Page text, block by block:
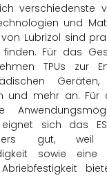
verschiedenste
und
Lubrizol sind
Für das
TPUs zur
Geräten,
und mehr an. Für
sich das
gut,
sowie eine